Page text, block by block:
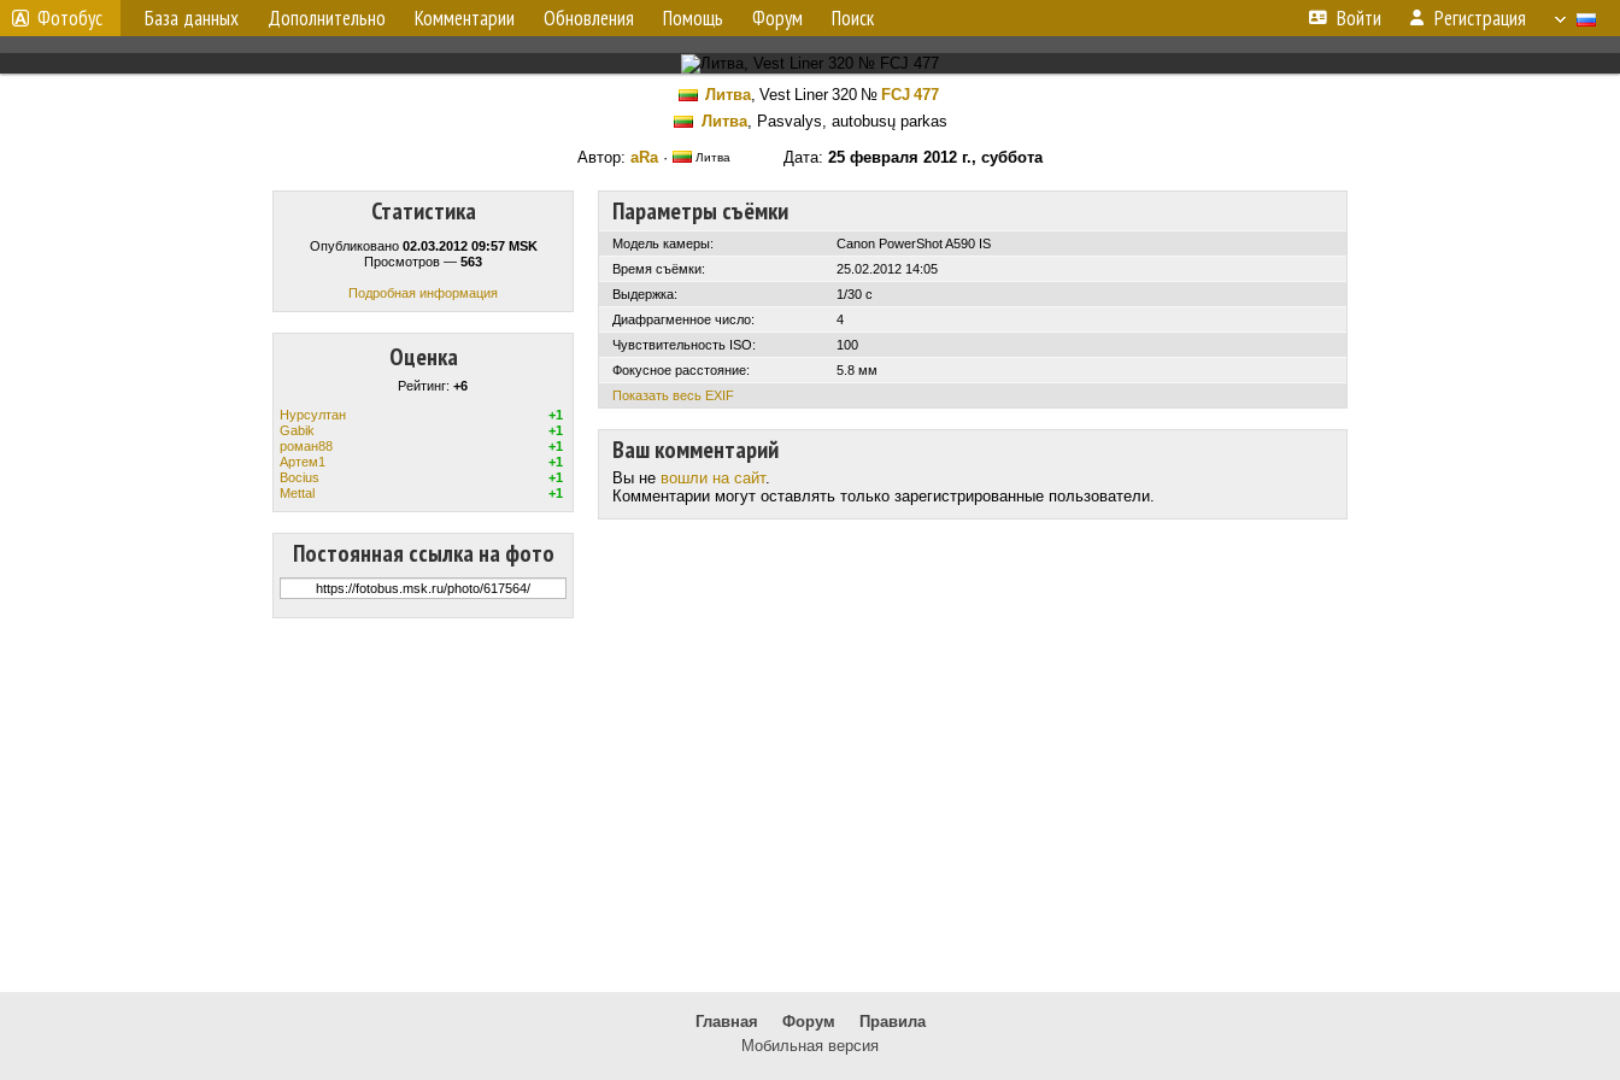
Фотобус База данных Дополнительно Комментарии Обновления Помощь Форум Поиск Войти Регистрация
Литва, Vest Liner 320№ FCJ 477
Литва, Pasvalys, autobusų parkas
Автор: aRa· Литва Дата: 25 февраля 2012 г., суббота
Статистика
Опубликовано 02.03.2012 09:57 MSK
Просмотров — 563
Подробная информация
Оценка
Рейтинг: +6
Нурсултан
+1
Gabik
+1
роман88
+1
Артем1
+1
Bocius
+1
Mettal
+1
Постоянная ссылка на фото
Параметры съёмки
Модель камеры:
Canon PowerShot A590 IS
Время съёмки:
25.02.2012 14:05
Выдержка:
1/30 с
Диафрагменное число:
4
Чувствительность ISO:
100
Фокусное расстояние:
5.8 мм
Показать весь EXIF
Ваш комментарий
Вы не вошли на сайт.
Комментарии могут оставлять только зарегистрированные пользователи.
Главная Форум
Правила
Мобильная версия